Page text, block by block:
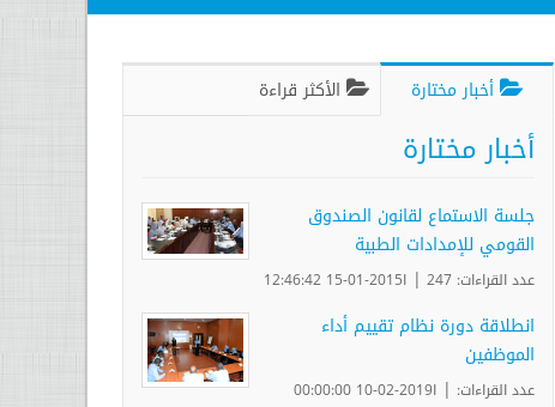
أخبار مختارة الأكثر قراءة
أخبار مختارة
جلسة الاستماع لقانون الصندوق
القومي للإمدادات الطبية
عدد القراءات: 247 | ا2015-01-15 12:46:42
انطلاقة دورة نظام تقييم أداء
الموظفين
عدد القراءات: | ا2019-02-10 00:00:00